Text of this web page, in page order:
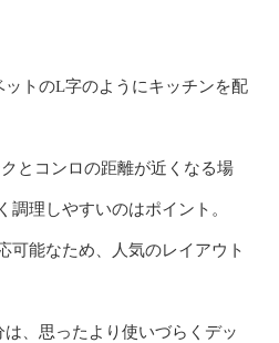
トのL字のようにキッチンを配
とコンロの距離が近くなる場
調理しやすいのはポイント。
可能なため、人気のレイアウト
、思ったより使いづらくデッ